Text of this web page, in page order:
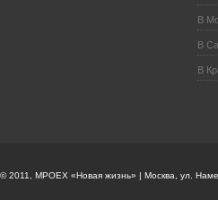
В
В
В
© 2011, МРОЕХ «Новая жизнь» | Москва, ул.